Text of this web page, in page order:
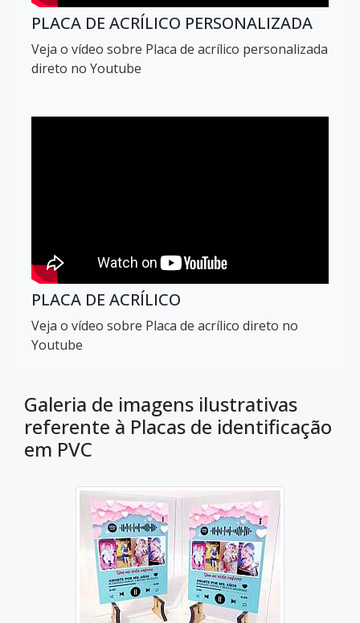
PLACA DE ACRÍLICO PERSONALIZADA
Veja o vídeo sobre Placa de acrílico personalizada
direto no Youtube
PLACA DE ACRÍLICO
Veja o vídeo sobre Placa de acrílico direto no
Youtube
Galeria de imagens ilustrativas
referente à Placas de identificação
em PVC